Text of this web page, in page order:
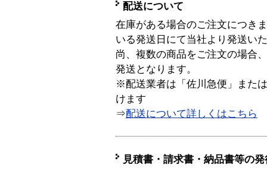
配送について
在庫がある場合のご注文につき
いる発送日にて当社より発送い
尚、複数の商品をご注文の場合
発送となります。
※配送業者は「佐川急便」また
けます
⇒配送について詳しくはこちら
見積書・請求書・納品書等の